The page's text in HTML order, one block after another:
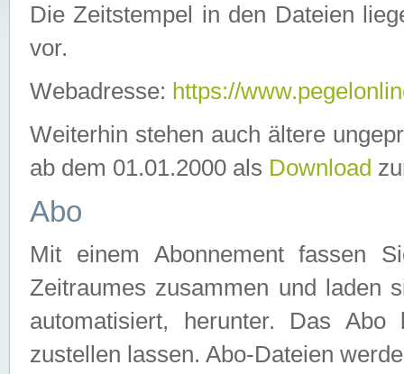
Die Zeitstempel in den Dateien
vor.
Webadresse: https://
Weiterhin stehen auch ältere
ab dem 01.01.2000 als Download
Abo
Mit einem Abonnement fassen
Zeitraumes zusammen und laden
automatisiert, herunter. Das
zustellen lassen. Abo-Dateien